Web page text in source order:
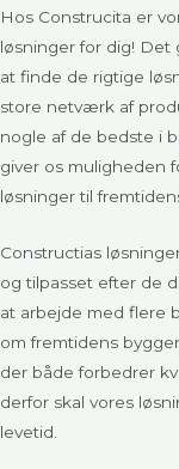
Hos Construcita er
løsninger for dig! Det
at finde de rigtige
store netværk af
nogle af de bedste i
giver os muligheden
løsninger til
Constructias
og tilpasset efter de
at arbejde med flere
om fremtidens
der både forbedrer
derfor skal vores
levetid.